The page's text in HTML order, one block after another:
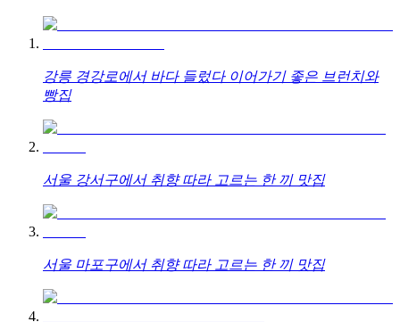
강릉 경강로에서 바다 들렀다 이어가기 좋은 브런치와
빵집
서울 강서구에서 취향 따라 고르는 한 끼 맛집
서울 마포구에서 취향 따라 고르는 한 끼 맛집